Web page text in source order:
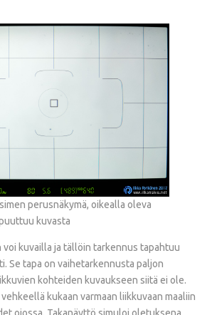
perusnäkymä, oikealla oleva
kuvasta
voi kuvailla ja tällöin tarkennus tapahtuu
Se tapa on vaihetarkennusta paljon
kohteiden kuvaukseen siitä ei ole.
kukaan varmaan liikkuvaan maaliin